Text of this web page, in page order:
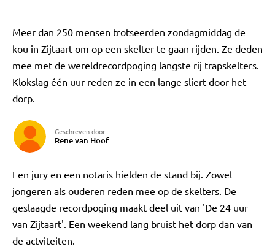
Meer dan 250 mensen trotseerden zondagmiddag de
kou in Zijtaart om op een skelter te gaan rijden. Ze deden
mee met de wereldrecordpoging langste rij trapskelters.
Klokslag één uur reden ze in een lange sliert door het
dorp.
Geschreven door
Rene van Hoof
Een jury en een notaris hielden de stand bij. Zowel
jongeren als ouderen reden mee op de skelters. De
geslaagde recordpoging maakt deel uit van 'De 24 uur
van Zijtaart'. Een weekend lang bruist het dorp dan van
de actviteiten.